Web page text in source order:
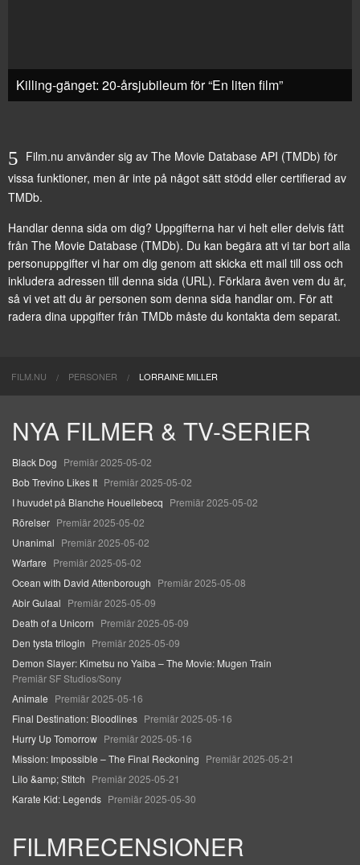
Killing-gänget: 20-årsjubileum för “En liten film”
Film.nu använder sig av The Movie Database API (TMDb) för
vissa funktioner, men är inte på något sätt stödd eller certifierad av
TMDb.
Handlar denna sida om dig? Uppgifterna har vi helt eller delvis fått
från The Movie Database (TMDb). Du kan begära att vi tar bort alla
personuppgifter vi har om dig genom att skicka ett mail till oss och
inkludera adressen till denna sida (URL). Förklara även vem du är,
så vi vet att du är personen som denna sida handlar om. För att
radera dina uppgifter från TMDb måste du kontakta dem separat.
FILM.NU PERSONER LORRAINE MILLER
NYA FILMER & TV-SERIER
Black Dog Premiär 2025-05-02
Bob Trevino Likes It Premiär 2025-05-02
I huvudet på Blanche Houellebecq Premiär 2025-05-02
Rörelser Premiär 2025-05-02
Unanimal Premiär 2025-05-02
Warfare Premiär 2025-05-02
Ocean with David Attenborough Premiär 2025-05-08
Abir Gulaal Premiär 2025-05-09
Death of a Unicorn Premiär 2025-05-09
Den tysta trilogin Premiär 2025-05-09
Demon Slayer: Kimetsu no Yaiba – The Movie: Mugen Train
Premiär SF Studios/Sony
Animale Premiär 2025-05-16
Final Destination: Bloodlines Premiär 2025-05-16
Hurry Up Tomorrow Premiär 2025-05-16
Mission: Impossible – The Final Reckoning Premiär 2025-05-21
Lilo &amp; Stitch Premiär 2025-05-21
Karate Kid: Legends Premiär 2025-05-30
FILMRECENSIONER